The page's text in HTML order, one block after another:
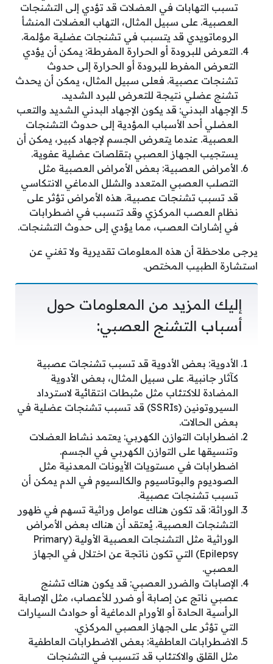
تسبب التهابات في العضلات قد تؤدي إلى التشنجات
العصبية. على سبيل المثال، التهاب العضلات المنشأ
الروماتويدي قد يتسبب في تشنجات عضلية مؤلمة.
التعرض للبرودة أو الحرارة المفرطة: يمكن أن يؤدي
التعرض المفرط للبرودة أو الحرارة إلى حدوث
تشنجات عصبية. فعلى سبيل المثال، يمكن أن يحدث
تشنج عضلي نتيجة للتعرض للبرد الشديد.
الإجهاد البدني: قد يكون الإجهاد البدني الشديد والتعب
العضلي أحد الأسباب المؤدية إلى حدوث التشنجات
العصبية. عندما يتعرض الجسم لإجهاد كبير، يمكن أن
يستجيب الجهاز العصبي بتقلصات عضلية عفوية.
الأمراض العصبية: بعض الأمراض العصبية مثل
التصلب العصبي المتعدد والشلل الدماغي الانتكاسي
قد تسبب تشنجات عصبية. هذه الأمراض تؤثر على
نظام العصب المركزي وقد تتسبب في اضطرابات
في إشارات العصب، مما يؤدي إلى حدوث التشنجات.
يرجى ملاحظة أن هذه المعلومات تقديرية ولا تغني عن
استشارة الطبيب المختص.
إليك المزيد من المعلومات حول
أسباب التشنج العصبي:
الأدوية: بعض الأدوية قد تسبب تشنجات عصبية
كآثار جانبية. على سبيل المثال، بعض الأدوية
المضادة للاكتئاب مثل مثبطات انتقائية لاسترداد
السيروتونين (SSRIs) قد تسبب تشنجات عضلية في
بعض الحالات.
اضطرابات التوازن الكهربي: يعتمد نشاط العضلات
وتنسيقها على التوازن الكهربي في الجسم.
اضطرابات في مستويات الأيونات المعدنية مثل
الصوديوم والبوتاسيوم والكالسيوم في الدم يمكن أن
تسبب تشنجات عصبية.
الوراثة: قد تكون هناك عوامل وراثية تسهم في ظهور
التشنجات العصبية. يُعتقد أن هناك بعض الأمراض
الوراثية مثل التشنجات العصبية الأولية (Primary
Epilepsy) التي تكون ناتجة عن اختلال في الجهاز
العصبي.
الإصابات والضرر العصبي: قد يكون هناك تشنج
عصبي ناتج عن إصابة أو ضرر للأعصاب، مثل الإصابة
الرأسية الحادة أو الأورام الدماغية أو حوادث السيارات
التي تؤثر على الجهاز العصبي المركزي.
الاضطرابات العاطفية: بعض الاضطرابات العاطفية
مثل القلق والاكتئاب قد تتسبب في التشنجات